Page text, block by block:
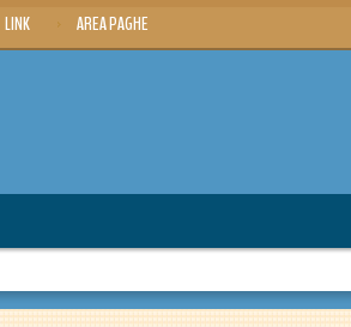
LINK AREA PAGHE